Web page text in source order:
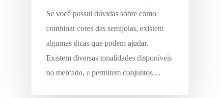
Se você possui dúvidas sobre como
combinar cores das semijoias, existem
algumas dicas que podem ajudar.
Existem diversas tonalidades disponíveis
no mercado, e permitem conjuntos…